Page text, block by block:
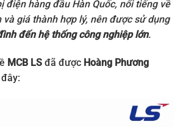
điện hàng đầu Hàn Quốc, nổi tiếng về
giá thành hợp lý, nên được sử dụng
đến hệ thống công nghiệp lớn.
MCB LS đã được Hoàng Phương